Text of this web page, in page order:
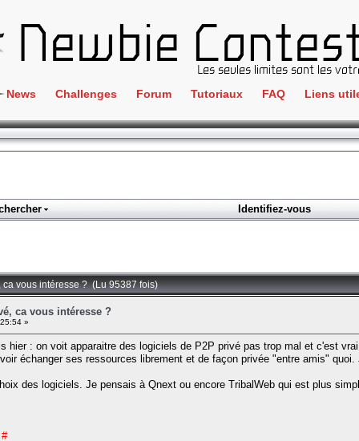
News Challenges
Crackme
ClientSide
Forensics
Programmation
Stéganographie
Wargame
Tous les challenges
Forum Tutoriaux FAQ Liens
IRC
Identifiez-vous
vous intéresse ? (Lu 95387 fois)
ca vous intéresse ?
»
hier : on voit apparaitre des logiciels de P2P privé pas trop mal et c'est
échanger ses ressources librement et de façon privée "entre amis"
des logiciels. Je pensais à Qnext ou encore TribalWeb qui est plus
#